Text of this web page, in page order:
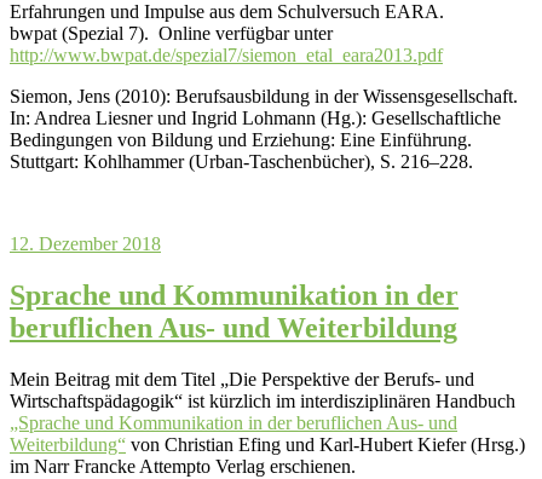
Erfahrungen und Impulse aus dem Schulversuch EARA.
bwpat (Spezial 7). Online verfügbar unter
http://www.bwpat.de/spezial7/siemon_etal_eara2013.pdf
Siemon, Jens (2010): Berufsausbildung in der Wissensgesellschaft.
In: Andrea Liesner und Ingrid Lohmann (Hg.): Gesellschaftliche
Bedingungen von Bildung und Erziehung: Eine Einführung.
Stuttgart: Kohlhammer (Urban-Taschenbücher), S. 216–228.
12. Dezember 2018
Sprache und Kommunikation in der
beruflichen Aus- und Weiterbildung
Mein Beitrag mit dem Titel „Die Perspektive der Berufs- und
Wirtschaftspädagogik“ ist kürzlich im interdisziplinären Handbuch
„Sprache und Kommunikation in der beruflichen Aus- und
Weiterbildung“ von Christian Efing und Karl-Hubert Kiefer (Hrsg.)
im Narr Francke Attempto Verlag erschienen.